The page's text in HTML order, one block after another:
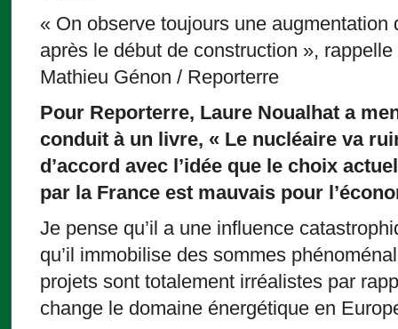
« On observe toujours une
après le début de construction »,
Mathieu Génon / Reporterre
Pour Reporterre, Laure Noualhat a
conduit à un livre, « Le nucléaire va
d’accord avec l’idée que le choix
par la France est mauvais pour
Je pense qu’il a une influence
qu’il immobilise des sommes
projets sont totalement irréalistes par
change le domaine énergétique en